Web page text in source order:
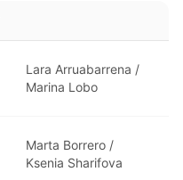
Lara Arruabarrena /
Marina Lobo
Marta Borrero /
Ksenia Sharifova